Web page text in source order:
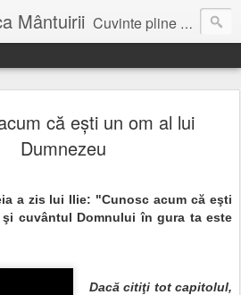
Mântuirii Cuvinte pline de speranta, incurajare, pentru fiecare zi...
că eşti un om al lui
Dumnezeu
a zis lui Ilie: "Cunosc acum că eşti
cuvântul Domnului în gura ta este
Dacă citiţi tot capitolul,